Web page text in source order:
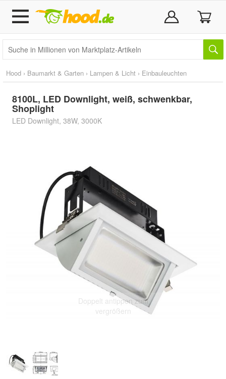
Hood › Baumarkt & Garten › Lampen & Licht › Einbauleuchten
8100L, LED Downlight, weiß, schwenkbar,
Shoplight
LED Downlight, 38W, 3000K
Doppelt antippen zum
vergrößern